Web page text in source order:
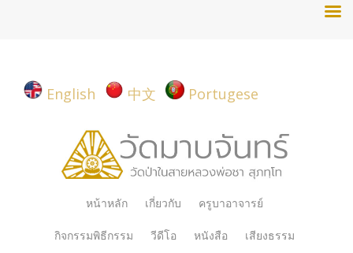
English 中文 Portugese
Skip
content
หน้าหลัก เกี่ยวกับ ครูบาอาจารย์
กิจกรรมพิธีกรรม วีดีโอ หนังสือ เสียงธรรม